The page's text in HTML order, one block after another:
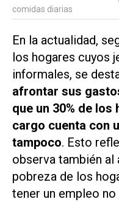
comidas diarias
En la actualidad,
los hogares cuyos
informales, se
afrontar sus
que un 30% de
cargo cuenta con
tampoco. Esto
observa también
pobreza de los
tener un empleo